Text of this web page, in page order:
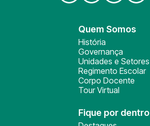
Quem Somos
História
Governança
Unidades e Setores
Regimento Escolar
Corpo Docente
Tour Virtual
Fique por dentro